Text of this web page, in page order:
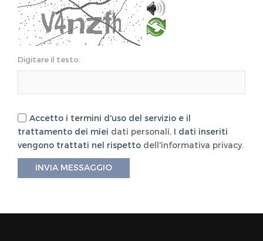
Digitare il testo:
Accetto i termini d'uso del servizio e il
trattamento dei miei dati personali. I dati inseriti
vengono trattati nel rispetto dell'informativa privacy.
INVIA MESSAGGIO